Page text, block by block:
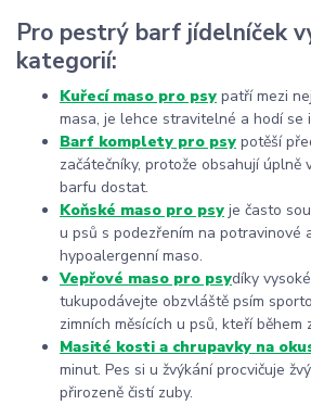
Pro pestrý barf jídelníček
kategorií:
Kuřecí maso pro psy patří mezi
masa, je lehce stravitelné a hodí se
Barf komplety pro psy potěší
začátečníky, protože obsahují úplně
barfu dostat.
Koňské maso pro psy je často
u psů s podezřením na potravinové
hypoalergenní maso.
Vepřové maso pro psydíky
tukupodávejte obzvláště psím
zimních měsících u psů, kteří během
Masité kosti a chrupavky na
minut. Pes si u žvýkání procvičuje
přirozeně čistí zuby.